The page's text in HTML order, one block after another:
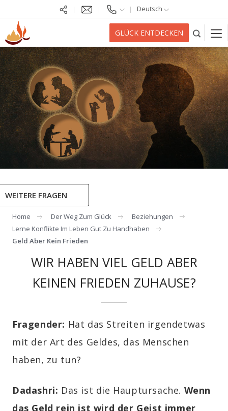
Deutsch
GLÜCK ENTDECKEN
WEITERE FRAGEN
Home Der Weg Zum Glück
Beziehungen
Lerne Konflikte Im Leben Gut Zu Handhaben
Geld Aber Kein Frieden
WIR HABEN VIEL GELD ABER
KEINEN FRIEDEN ZUHAUSE?
Fragender: Hat das Streiten irgendetwas
mit der Art des Geldes, das Menschen
haben, zu tun?
Dadashri: Das ist die Hauptursache. Wenn
das Geld rein ist wird der Geist immer